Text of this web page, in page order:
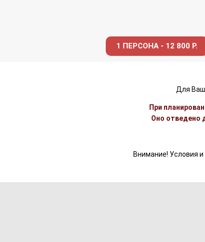
1 ПЕРСОНА - 12 800 Р.
Для
При
Оно отведено
Внимание! Условия